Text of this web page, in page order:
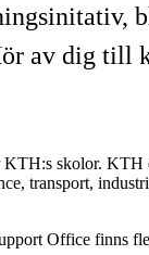
av dig till
skolor. KTH
transport,
Office finns